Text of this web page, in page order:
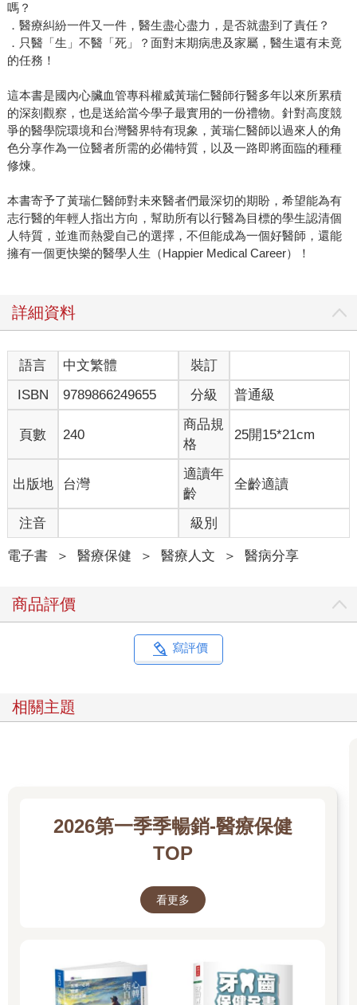
嗎？
．醫療糾紛一件又一件，醫生盡心盡力，是否就盡到了責任？
．只醫「生」不醫「死」？面對末期病患及家屬，醫生還有未竟
的任務！
這本書是國內心臟血管專科權威黃瑞仁醫師行醫多年以來所累積
的深刻觀察，也是送給當今學子最實用的一份禮物。針對高度競
爭的醫學院環境和台灣醫界特有現象，黃瑞仁醫師以過來人的角
色分享作為一位醫者所需的必備特質，以及一路即將面臨的種種
修煉。
本書寄予了黃瑞仁醫師對未來醫者們最深切的期盼，希望能為有
志行醫的年輕人指出方向，幫助所有以行醫為目標的學生認清個
人特質，並進而熱愛自己的選擇，不但能成為一個好醫師，還能
擁有一個更快樂的醫學人生（Happier Medical Career）！
詳細資料
語言 中文繁體
裝訂
ISBN
9789866249655 分級 普通級
頁數 240
商品規
格
25開15*21cm
出版地 台灣
適讀年
齡
全齡適讀
注音 級別
電子書 ＞ 醫療保健 ＞ 醫療人文 ＞ 醫病分享
商品評價
寫評價
相關主題
2026第一季季暢銷-醫療保健
TOP
看更多